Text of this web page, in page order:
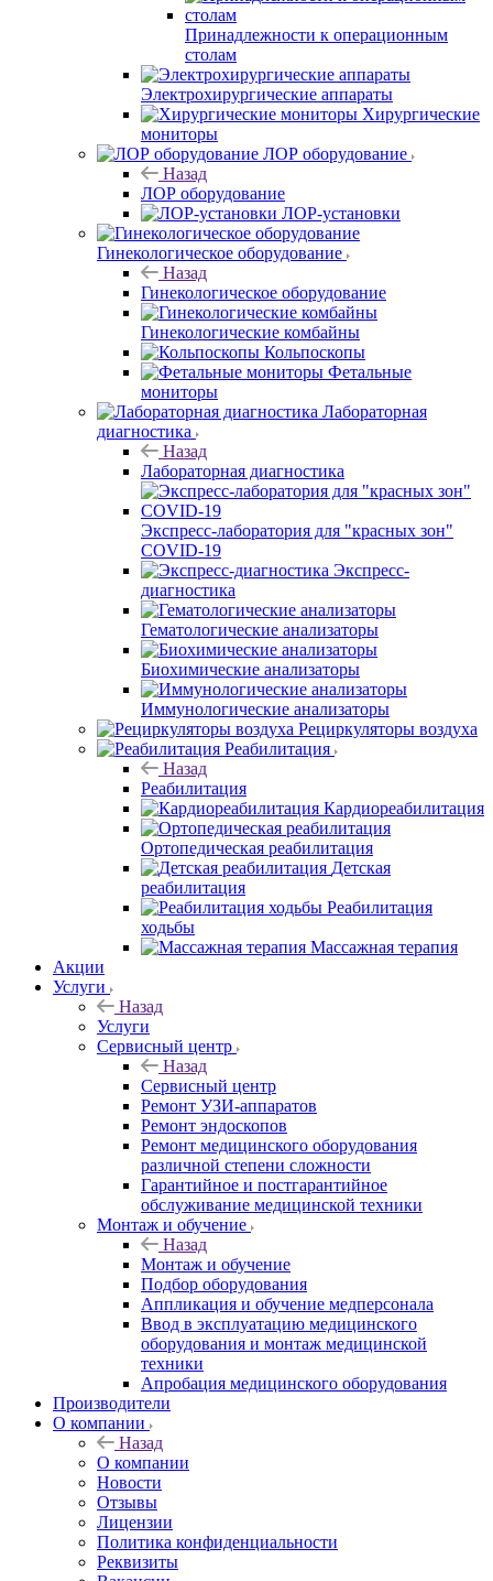
Принадлежности к операционным
столам
Электрохирургические аппараты
Хирургические
мониторы
ЛОР оборудование
Назад
ЛОР оборудование
ЛОР-установки
Гинекологическое оборудование
Назад
Гинекологическое оборудование
Гинекологические комбайны
Кольпоскопы
Фетальные
мониторы
Лабораторная
диагностика
Назад
Лабораторная диагностика
Экспресс-лаборатория для "красных зон"
COVID-19
Экспресс-
диагностика
Гематологические анализаторы
Биохимические анализаторы
Иммунологические анализаторы
Рециркуляторы воздуха
Реабилитация
Назад
Реабилитация
Кардиореабилитация
Ортопедическая реабилитация
Детская
реабилитация
Реабилитация
ходьбы
Массажная терапия
Акции
Услуги
Назад
Услуги
Сервисный центр
Назад
Сервисный центр
Ремонт УЗИ-аппаратов
Ремонт эндоскопов
Ремонт медицинского оборудования
различной степени сложности
Гарантийное и постгарантийное
обслуживание медицинской техники
Монтаж и обучение
Назад
Монтаж и обучение
Подбор оборудования
Аппликация и обучение медперсонала
Ввод в эксплуатацию медицинского
оборудования и монтаж медицинской
техники
Апробация медицинского оборудования
Производители
О компании
Назад
О компании
Новости
Отзывы
Лицензии
Политика конфиденциальности
Реквизиты